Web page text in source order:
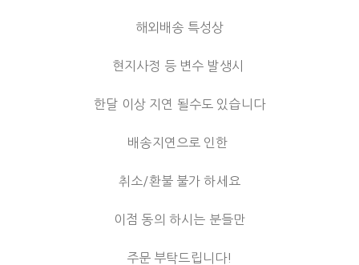
해외배송 특성상
현지사정 등 변수 발생시
한달 이상 지연 될수도 있습니다
배송지연으로 인한
취소/환불 불가 하세요
이점 동의 하시는 분들만
주문 부탁드립니다!